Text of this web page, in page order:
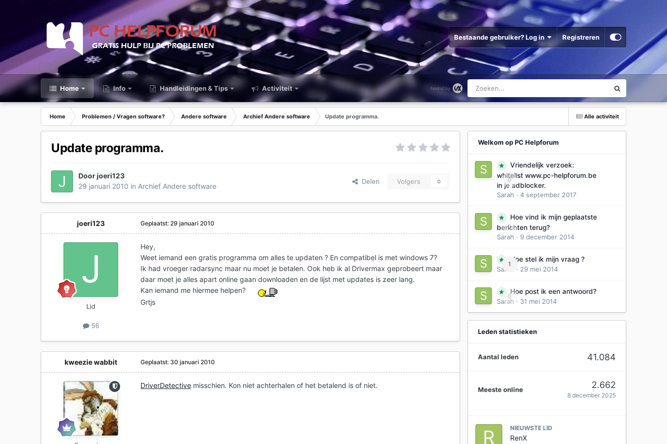
Bestaande gebruiker? Log in Registreren
Home Info Handleidingen & Tips Activiteit
Alle activiteit
Home Problemen / Vragen software? Andere software Archief Andere software Update programma.
Update programma.
Doorjoeri123
29 januari 2010 in Archief Andere software
Delen Volgers 0
joeri123
Lid
56
Geplaatst:29 januari 2010
Hey,
Weet iemand een gratis programma om alles te updaten ? En compatibel is met windows 7?
Ik had vroeger radarsync maar nu moet je betalen. Ook heb ik al Drivermax geprobeert maar
daar moet je alles apart online gaan downloaden en de lijst met updates is zeer lang.
Kan iemand me hiermee helpen?
Grtjs
kweezie wabbit Geplaatst: 30 januari 2010
DriverDetective misschien. Kon niet achterhalen of het betalend is of niet.
Welkom op PC Helpforum
0
Vriendelijk verzoek:
whitelist www.pc-helpforum.be
in je adblocker.
Sarah · 4 september 2017
0
Hoe vind ik mijn geplaatste
berichten terug?
Sarah · 9 december 2014
1
Hoe stel ik mijn vraag ?
Sarah
· 29 mei 2014
0
Hoe post ik een antwoord?
Sarah · 31 mei 2014
Leden statistieken
Aantal leden 41.084
Meeste online 2.662
8 december 2025
NIEUWSTE LID
RenX